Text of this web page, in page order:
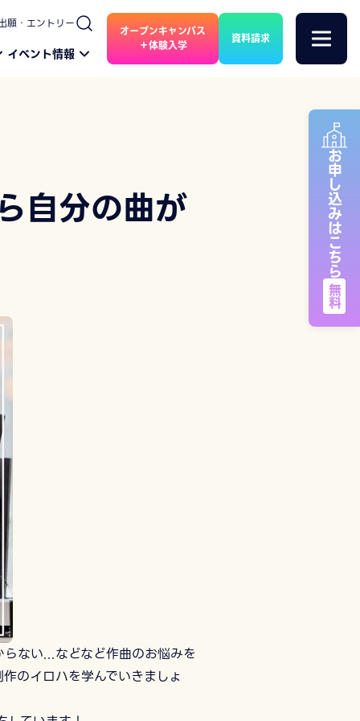
願・エントリー
イベント情報
オープンキャンパス
＋体験入学
資料請求
自分の曲が
ない...などなど作曲のお悩みを
のイロハを学んでいきましょ
お申し込みはこちら
無料